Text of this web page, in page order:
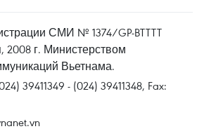
СМИ № 1374/GP-BTTTT
2008 г. Министерством
Вьетнама.
39411349 - (024) 39411348, Fax: